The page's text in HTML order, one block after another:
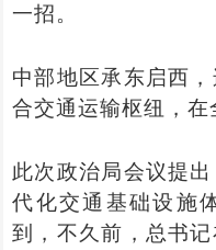
一招。
中部地区承东启西
合交通运输枢纽，在
此次政治局会议提
代化交通基础设施
到，不久前，总书